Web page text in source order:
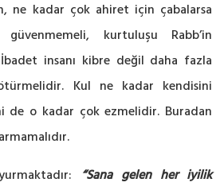
ne kadar çok ahiret için çabalarsa
güvenmemeli, kurtuluşu Rabb’in
insanı kibre değil daha fazla
Kul ne kadar kendisini
de o kadar çok ezmelidir. Buradan
“Sana gelen her iyilik